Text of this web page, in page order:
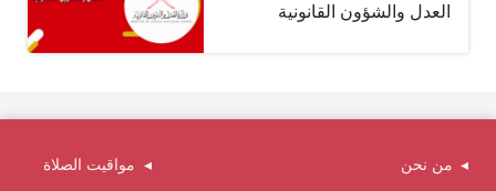
العدل والشؤون القانونية
من نحن مواقيت الصلاة